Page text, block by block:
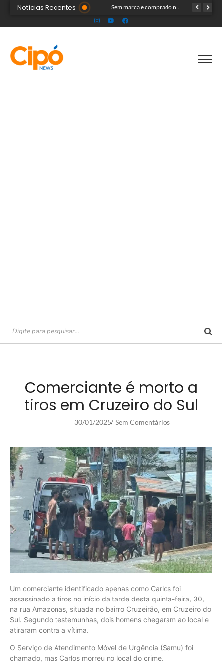
Notícias Recentes Professor é detido pela polícia suspeito de envolvimento com menores durante aulas particulares
Comerciante é morto a
tiros em Cruzeiro do Sul
30/01/2025/ Sem Comentários
Um comerciante identificado apenas como Carlos foi
assassinado a tiros no início da tarde desta quinta-feira, 30,
na rua Amazonas, situada no bairro Cruzeirão, em Cruzeiro do
Sul. Segundo testemunhas, dois homens chegaram ao local e
atiraram contra a vítima.
O Serviço de Atendimento Móvel de Urgência (Samu) foi
chamado, mas Carlos morreu no local do crime.